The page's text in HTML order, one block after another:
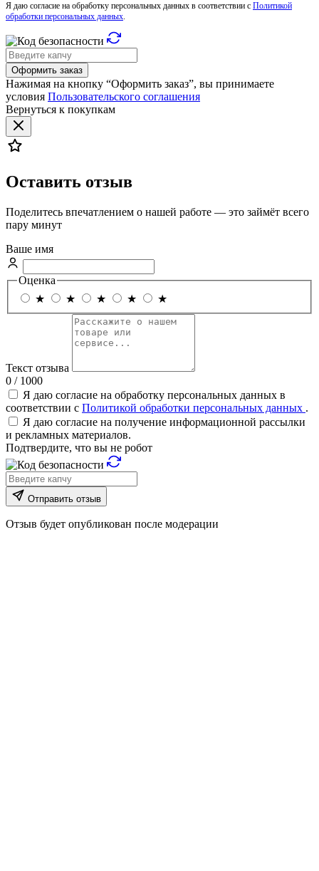
Я даю согласие на обработку персональных данных в соответствии с Политикой
обработки персональных данных.
Оформить заказ
Нажимая на кнопку “Оформить заказ”, вы принимаете
условия Пользовательского соглашения
Вернуться к покупкам
Оставить отзыв
Поделитесь впечатлением о нашей работе — это займёт всего
пару минут
Ваше имя
Оценка
★
★ ★ ★ ★
Текст отзыва
0 / 1000
Я даю согласие на обработку персональных данных в
соответствии с Политикой обработки персональных данных .
Я даю согласие на получение информационной рассылки
и рекламных материалов.
Подтвердите, что вы не робот
Отправить отзыв
Отзыв будет опубликован после модерации